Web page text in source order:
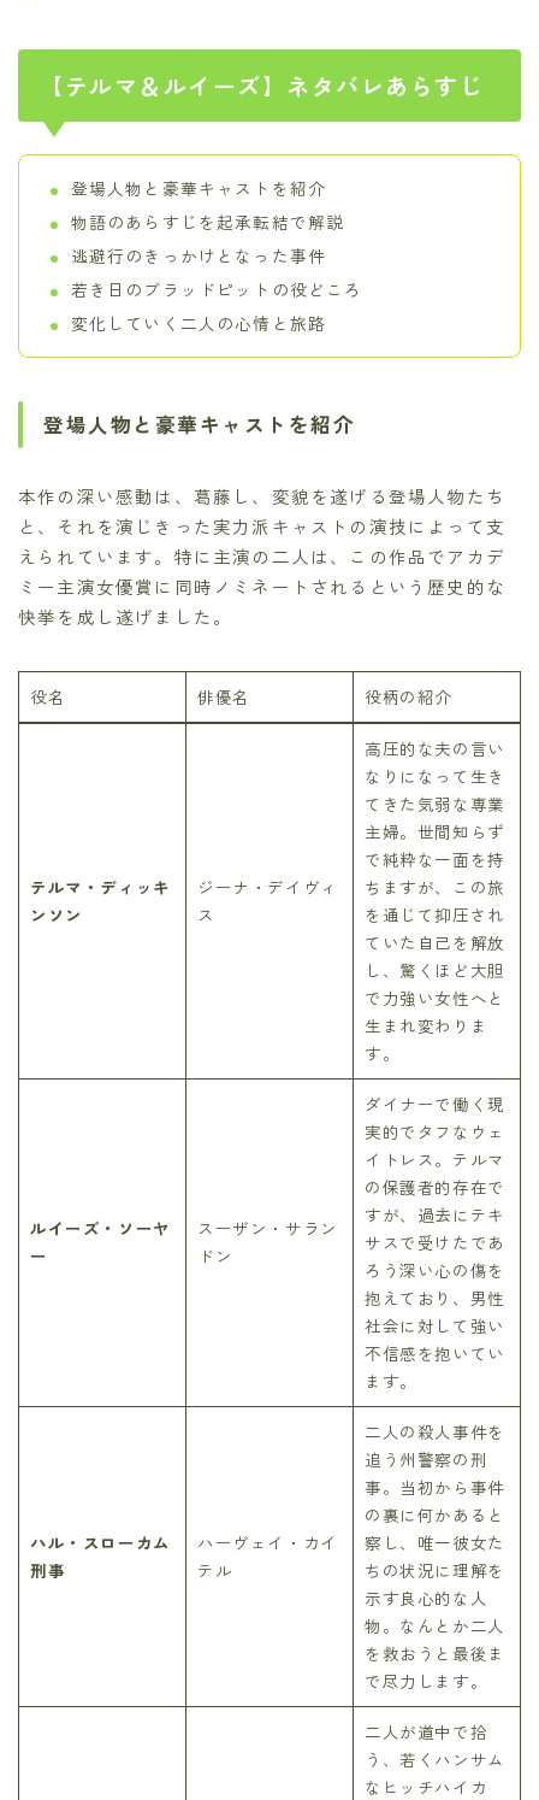
【テルマ＆ルイーズ】ネタバレあらすじ
登場人物と豪華キャストを紹介
物語のあらすじを起承転結で解説
逃避行のきっかけとなった事件
若き日のブラッドピットの役どころ
変化していく二人の心情と旅路
登場人物と豪華キャストを紹介
本作の深い感動は、葛藤し、変貌を遂げる登場人物たち
と、それを演じきった実力派キャストの演技によって支
えられています。特に主演の二人は、この作品でアカデ
ミー主演女優賞に同時ノミネートされるという歴史的な
快挙を成し遂げました。
役名 俳優名 役柄の紹介
テルマ・ディッキ
ンソン
ジーナ・デイヴィ
ス
高圧的な夫の言い
なりになって生き
てきた気弱な専業
主婦。世間知らず
で純粋な一面を持
ちますが、この旅
を通じて抑圧され
ていた自己を解放
し、驚くほど大胆
で力強い女性へと
生まれ変わりま
す。
ルイーズ・ソーヤ
ー
スーザン・サラン
ドン
ダイナーで働く現
実的でタフなウェ
イトレス。テルマ
の保護者的存在で
すが、過去にテキ
サスで受けたであ
ろう深い心の傷を
抱えており、男性
社会に対して強い
不信感を抱いてい
ます。
ハル・スローカム
刑事
ハーヴェイ・カイ
テル
二人の殺人事件を
追う州警察の刑
事。当初から事件
の裏に何かあると
察し、唯一彼女た
ちの状況に理解を
示す良心的な人
物。なんとか二人
を救おうと最後ま
で尽力します。
二人が道中で拾
う、若くハンサム
なヒッチハイカ